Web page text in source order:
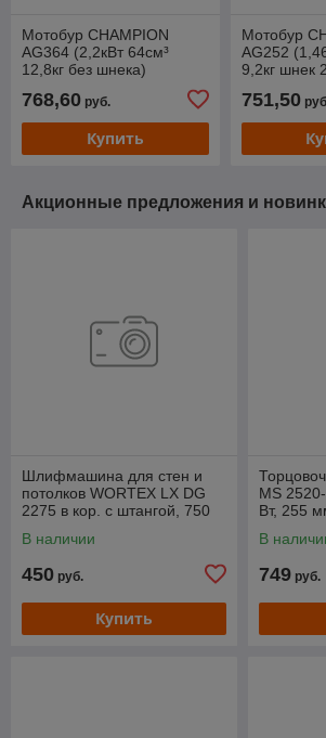
Мотобур CHAMPION
AG364 (2,2кВт 64см³
12,8кг без шнека)
768,60 руб.
Купить
Мотобур
AG252
9,2кг шнек
751,50
Акционные предложения и
Шлифмашина для стен и
потолков WORTEX LX DG
2275 в кор. с штангой, 750
В наличии
450 руб.
Купить
MS
Вт, 255
В
749 руб.